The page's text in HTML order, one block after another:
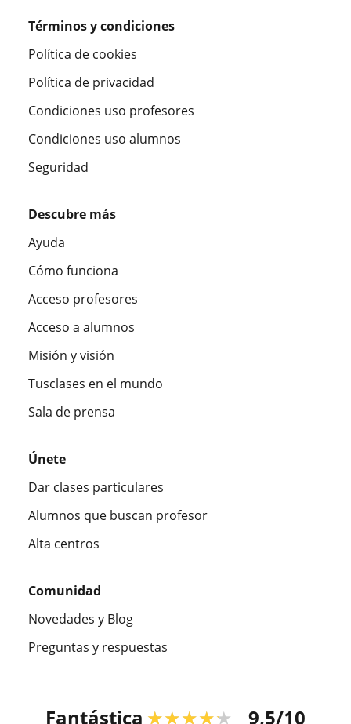
Términos y condiciones
Política de cookies
Política de privacidad
Condiciones uso profesores
Condiciones uso alumnos
Seguridad
Descubre más
Ayuda
Cómo funciona
Acceso profesores
Acceso a alumnos
Misión y visión
Tusclases en el mundo
Sala de prensa
Únete
Dar clases particulares
Alumnos que buscan profesor
Alta centros
Comunidad
Novedades y Blog
Preguntas y respuestas
Fantástica ★★★★★ 9,5/10